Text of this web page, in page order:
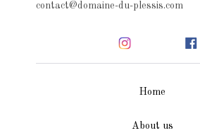
contact@domaine-du-plessis.com
Home
About us